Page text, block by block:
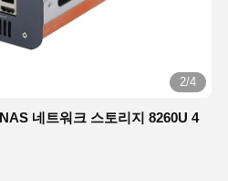
2/4
네트워크 스토리지 8260U 4